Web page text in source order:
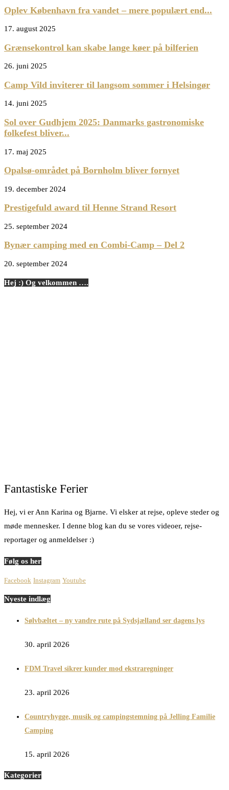
Oplev København fra vandet – mere populært end...
17. august 2025
Grænsekontrol kan skabe lange køer på bilferien
26. juni 2025
Camp Vild inviterer til langsom sommer i Helsingør
14. juni 2025
Sol over Gudhjem 2025: Danmarks gastronomiske
folkefest bliver...
17. maj 2025
Opalsø-området på Bornholm bliver fornyet
19. december 2024
Prestigefuld award til Henne Strand Resort
25. september 2024
Bynær camping med en Combi-Camp – Del 2
20. september 2024
Hej :) Og velkommen ….
Fantastiske Ferier
Hej, vi er Ann Karina og Bjarne. Vi elsker at rejse, opleve steder og
møde mennesker. I denne blog kan du se vores videoer, rejse-
reportager og anmeldelser :)
Følg os her
Facebook Instagram Youtube
Nyeste indlæg
Sølvbæltet – ny vandre rute på Sydsjælland ser dagens lys
30. april 2026
FDM Travel sikrer kunder mod ekstraregninger
23. april 2026
Countryhygge, musik og campingstemning på Jelling Familie
Camping
15. april 2026
Kategorier